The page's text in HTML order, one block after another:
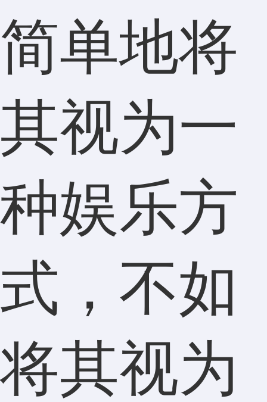
简单地将
其视为一
种娱乐方
式，不如
将其视为